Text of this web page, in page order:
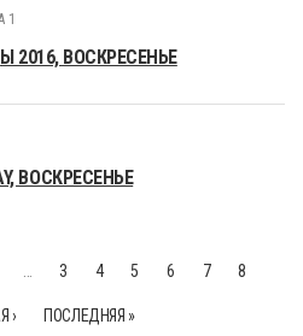
1
2016, ВОСКРЕСЕНЬЕ
ВОСКРЕСЕНЬЕ
3 4 5 6 7 8
› ПОСЛЕДНЯЯ »